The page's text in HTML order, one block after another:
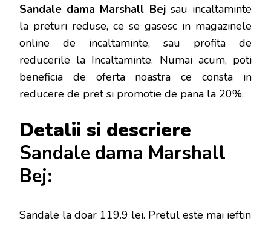
Sandale dama Marshall Bejsau incaltaminte
la preturi reduse, ce se gasesc in magazinele
online de incaltaminte, sau profita de
reducerile la Incaltaminte. Numai acum, poti
beneficia de oferta noastra ce consta in
reducere de pret si promotie de pana la 20%.
Detalii si descriere
Sandale dama Marshall
Bej:
Sandale la doar 119.9 lei. Pretul este mai ieftin